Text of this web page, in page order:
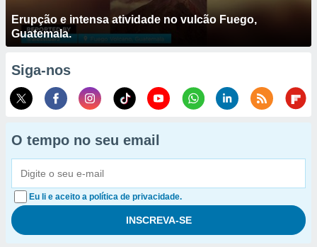
Erupção e intensa atividade no vulcão Fuego,
Guatemala.
Siga-nos
O tempo no seu email
Eu li e aceito a política de privacidade.